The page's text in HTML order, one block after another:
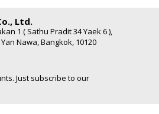
Ltd.
1 ( Sathu Pradit 34 Yaek 6 ),
Nawa, Bangkok, 10120
Just subscribe to our